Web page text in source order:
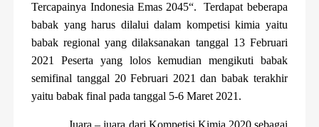
Tercapainya Indonesia Emas 2045“.
Terdapat beberapa
babak yang harus dilalui dalam kompetisi kimia yaitu
babak regional yang dilaksanakan tanggal 13 Februari
2021 Peserta yang lolos kemudian mengikuti babak
semifinal tanggal 20 Februari 2021 dan babak terakhir
yaitu babak final pada tanggal 5-6 Maret 2021.